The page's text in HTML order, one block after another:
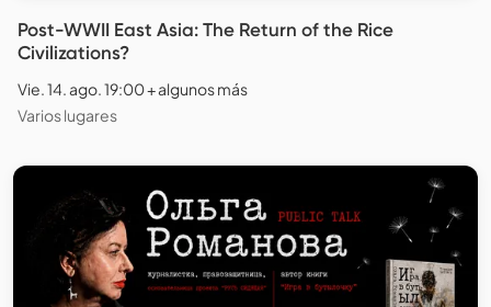
Post-WWII East Asia: The Return of the Rice
Civilizations?
Vie. 14. ago. 19:00 + algunos más
Varios lugares